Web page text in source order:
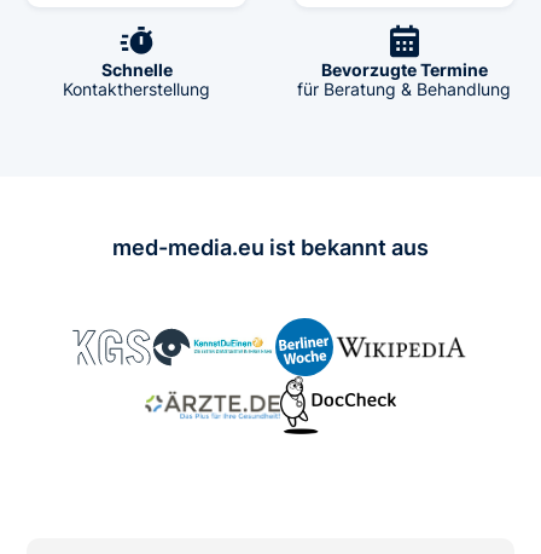
Schnelle
Kontaktherstellung
Bevorzugte Termine
für Beratung & Behandlung
med-media.eu ist bekannt aus